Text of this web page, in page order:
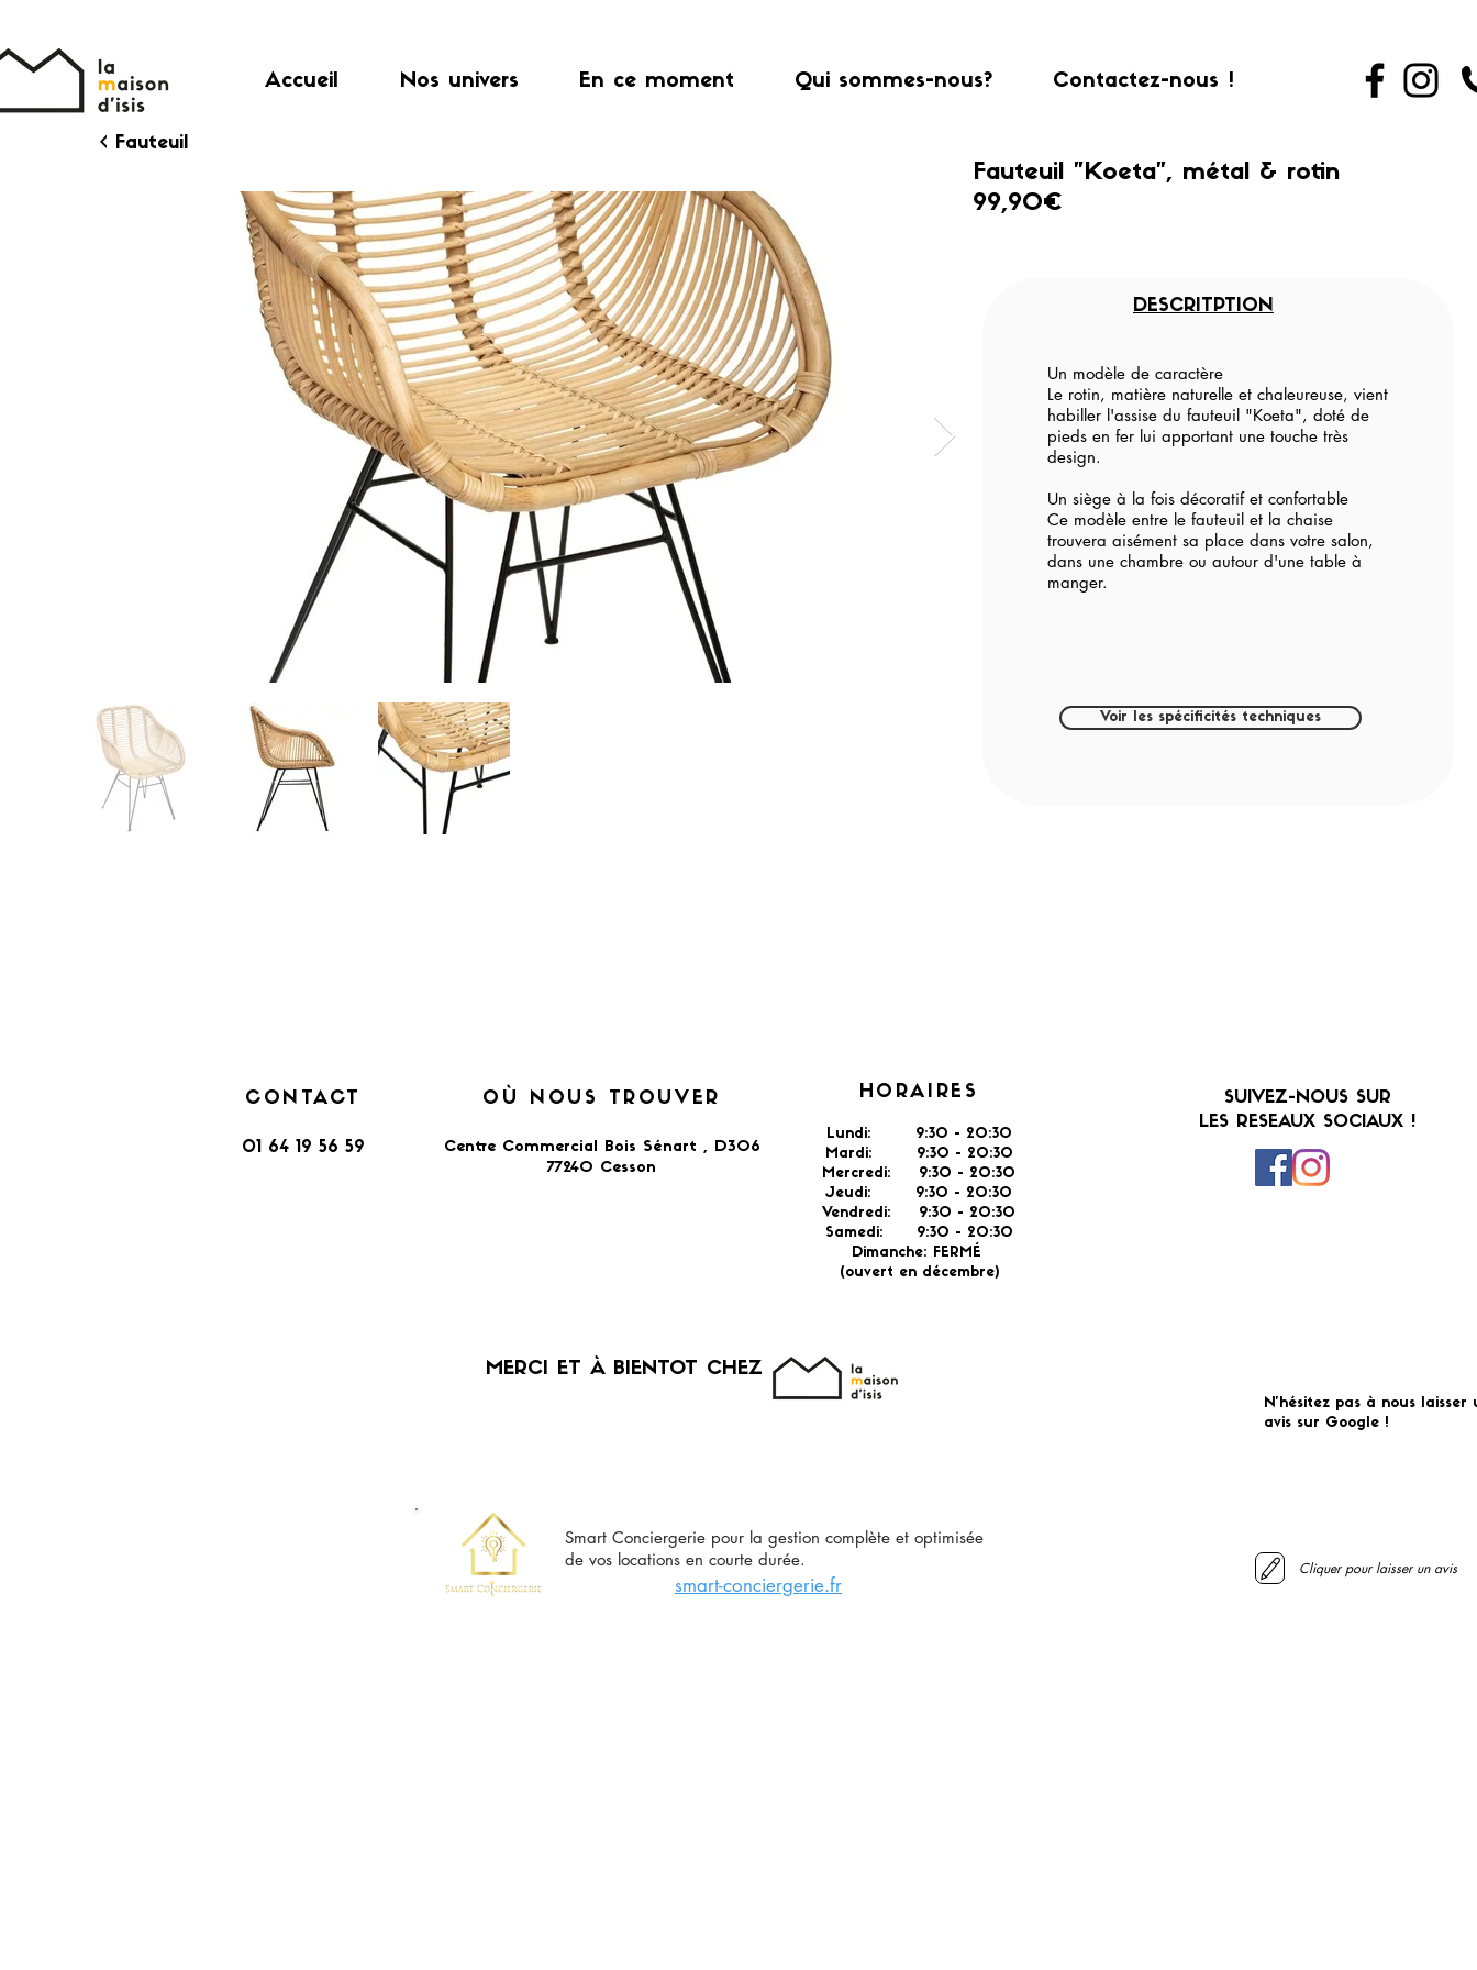
Accueil Nos univers En ce moment Qui sommes-nous? Contactez-nous !
< Fauteuil
Fauteuil "Koeta", métal & rotin
99,90€
DESCRITPTION
Un modèle de caractère
Le rotin, matière naturelle et chaleureuse, vient
habiller l'assise du fauteuil "Koeta", doté de
pieds en fer lui apportant une touche très
design.
Un siège à la fois décoratif et confortable
Ce modèle entre le fauteuil et la chaise
trouvera aisément sa place dans votre salon,
dans une chambre ou autour d'une table à
manger.
Voir les spécificités techniques
CONTACT
01 64 19 56 59
OÙ NOUS TROUVER
Centre Commercial Bois Sénart , D306
77240 Cesson​
HORAIRES
Lundi: 9:30 - 20:30
Mardi: 9:30 - 20:30
Mercredi: 9:30 - 20:30
Jeudi: 9:30 - 20:30
Vendredi: 9:30 - 20:30
Samedi: 9:30 - 20:30
Dimanche: FERMÉ
(ouvert en décembre)
​MERCI ET À BIENTOT CHEZ
Smart Conciergerie pour la gestion complète et optimisée
de vos locations en courte durée.
smart-conciergerie.fr
SUIVEZ-NOUS SUR
LES RESEAUX SOCIAUX !
N'hésitez pas à nous laisser
avis sur Google !
Cliquer pour laisser un avis